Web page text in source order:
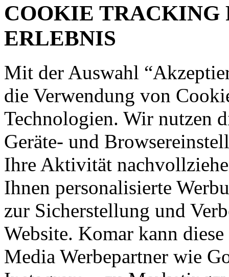
COOKIE TRACKING
ERLEBNIS
Mit der Auswahl
die Verwendung von
Technologien. Wir nutzen
Geräte- und
Ihre Aktivität
Ihnen personalisierte
zur Sicherstellung und
Website. Komar kann
Media Werbepartner wie